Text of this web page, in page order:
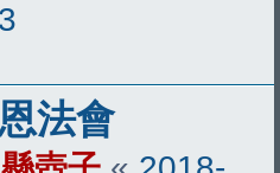
法會